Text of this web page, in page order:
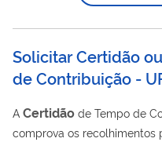
Solicitar Certidão
de Contribuição -
A Certidão de Tempo de
comprova os recolhimentos